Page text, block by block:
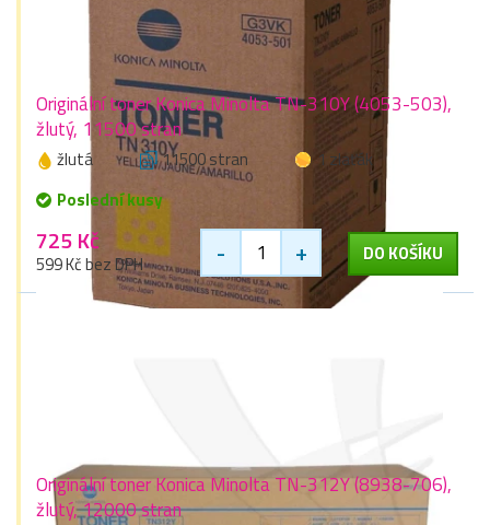
Originální toner Konica Minolta TN-310Y (4053-503),
žlutý, 11500 stran
žlutá 11500 stran
1 zlaťák
Poslední kusy
725 Kč
599 Kč bez DPH - + DO KOŠÍKU
Originální toner Konica Minolta TN-312Y (8938-706),
žlutý, 12000 stran